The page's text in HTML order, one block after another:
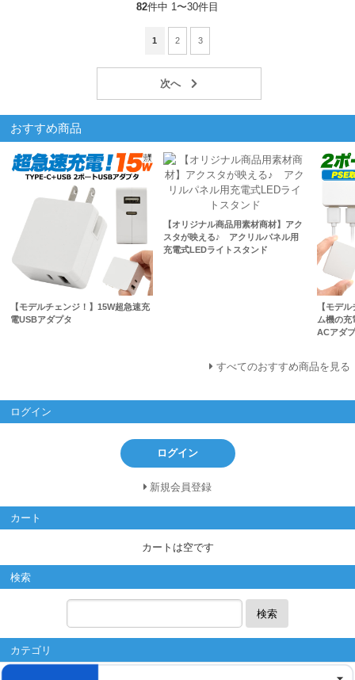
82件中 1〜30件目
1 2 3
おすすめ商品
【モデルチェンジ！】15W超急速充
電USBアダプタ
【オリジナル商品用素材商材】アク
スタが映える♪ アクリルパネル用
充電式LEDライトスタンド
【モデ
ム機の
ACアダ
すべてのおすすめ商品を見る
ログイン
ログイン
新規会員登録
カート
カートは空です
検索
検索
カテゴリ